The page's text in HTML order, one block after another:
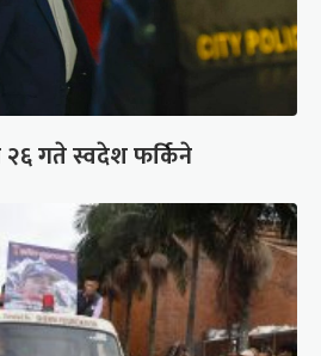
२६ गते स्वदेश फर्किने